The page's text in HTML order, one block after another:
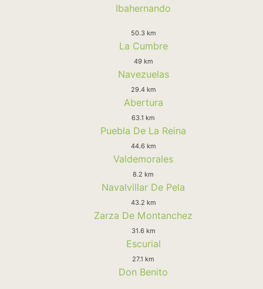
Ibahernando
50.3 km
La Cumbre
49 km
Navezuelas
29.4 km
Abertura
63.1 km
Puebla De La Reina
44.6 km
Valdemorales
8.2 km
Navalvillar De Pela
43.2 km
Zarza De Montanchez
31.6 km
Escurial
27.1 km
Don Benito